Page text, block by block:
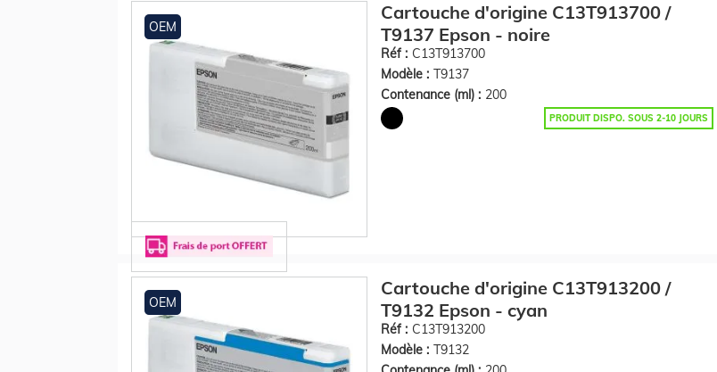
OEM
Cartouche d'origine C13T913700 /
T9137 Epson - noire
Réf : C13T913700
Modèle : T9137
Contenance (ml) : 200
PRODUIT DISPO. SOUS 2-10 JOURS
OEM
Cartouche d'origine C13T913200 /
T9132 Epson - cyan
Réf : C13T913200
Modèle : T9132